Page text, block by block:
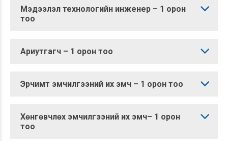
Мэдээлэл технологийн инженер – 1 орон
тоо
Ариутгагч – 1 орон тоо
Эрчимт эмчилгээний их эмч – 1 орон тоо
Хөнгөвчлөх эмчилгээний их эмч– 1 орон
тоо